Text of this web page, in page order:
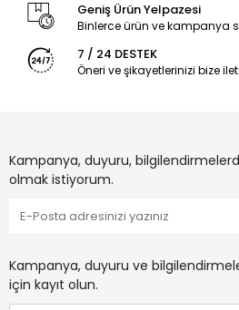
Geniş Ürün Yelpazesi
Binlerce ürün ve kampanya
7 / 24 DESTEK
Öneri ve şikayetlerinizi bize
Kampanya, duyuru,
olmak istiyorum.
Kampanya, duyuru ve
için kayıt olun.